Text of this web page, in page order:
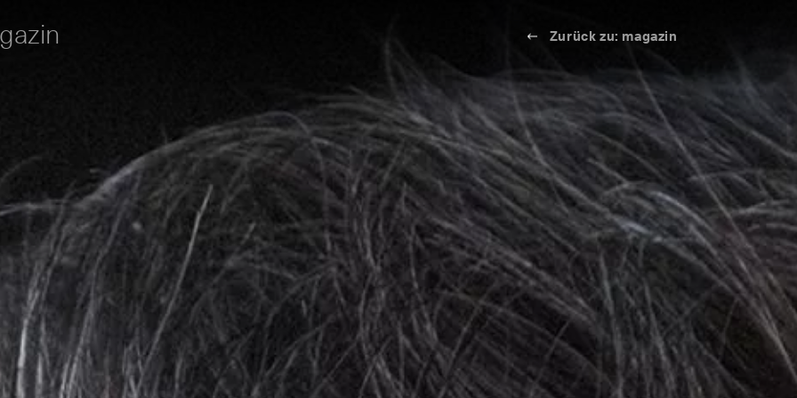
Zurück zu: magazin